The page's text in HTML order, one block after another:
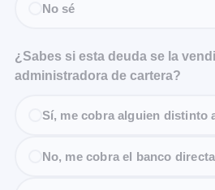
No sé
¿Sabes si esta deuda se la
administradora de cartera?
Sí, me cobra alguien distinto
No, me cobra el banco